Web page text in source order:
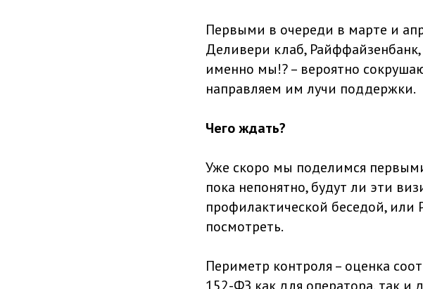
Первыми в очереди в марте и
Деливери клаб,
именно мы!? – вероятно
направляем им лучи поддержки.
Чего ждать?
Уже скоро мы поделимся
пока непонятно, будут ли эти
профилактической беседой, или
посмотреть.
Периметр контроля – оценка